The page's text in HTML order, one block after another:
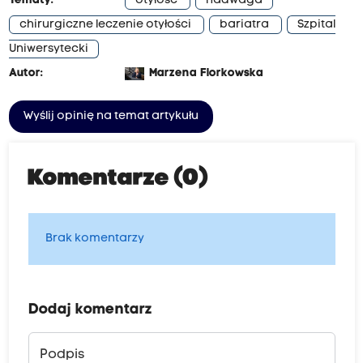
chirurgiczne leczenie otyłości
bariatra
Szpital
Uniwersytecki
Autor:
Marzena Florkowska
Wyślij opinię na temat artykułu
Komentarze (0)
Brak komentarzy
Dodaj komentarz
Podpis